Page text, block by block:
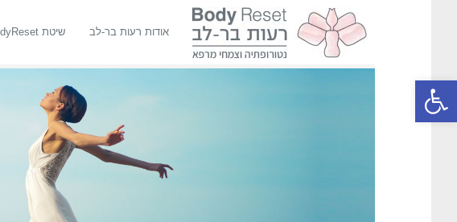
פתח סרגל נגישות
אודות רעות בר-לב שיטת BodyReset